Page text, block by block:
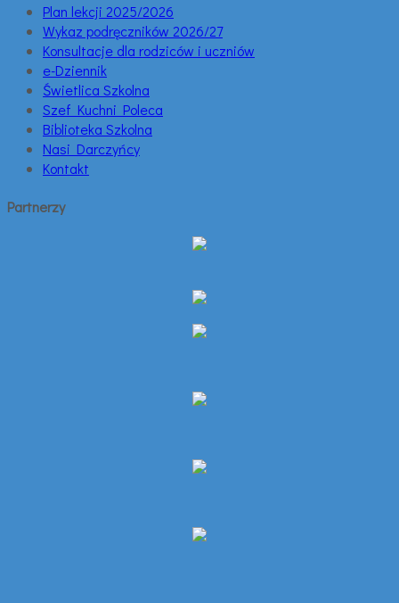
Plan lekcji 2025/2026
Wykaz podręczników 2026/27
Konsultacje dla rodziców i uczniów
e-Dziennik
Świetlica Szkolna
Szef Kuchni Poleca
Biblioteka Szkolna
Nasi Darczyńcy
Kontakt
Partnerzy